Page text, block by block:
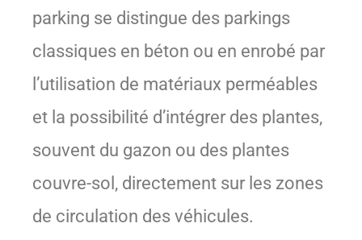
parking se distingue des parkings
classiques en béton ou en enrobé par
l’utilisation de matériaux perméables
et la possibilité d’intégrer des plantes,
souvent du gazon ou des plantes
couvre-sol, directement sur les zones
de circulation des véhicules.